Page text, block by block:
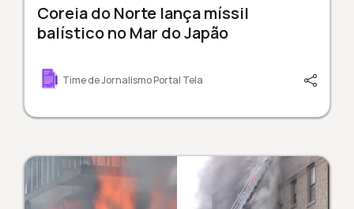
Coreia do Norte lança míssil
balístico no Mar do Japão
Time de Jornalismo Portal Tela